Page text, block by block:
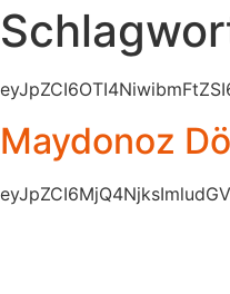
Maydonoz